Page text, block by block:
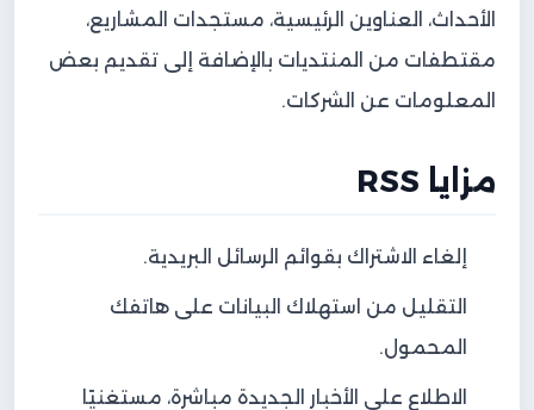
الأحداث، العناوين الرئيسية، مستجدات المشاريع،
مقتطفات من المنتديات بالإضافة إلى تقديم بعض
المعلومات عن الشركات.
مزايا RSS
إلغاء الاشتراك بقوائم الرسائل البريدية.
التقليل من استهلاك البيانات على هاتفك
المحمول.
الاطلاع على الأخبار الجديدة مباشرة، مستغنيًا